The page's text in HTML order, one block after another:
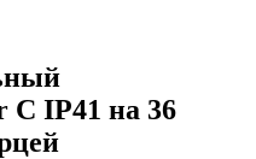
C IP41 на 36